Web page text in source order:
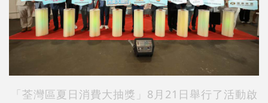
「荃灣區夏日消費大抽獎」8月21日舉行了活動啟